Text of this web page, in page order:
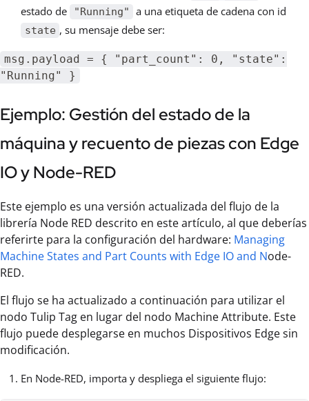
estado de
"Running" a una etiqueta de cadena con id
state , su mensaje debe ser:
msg.payload = { "part_count": 0, "state":
"Running" }
Ejemplo: Gestión del estado de la
máquina y recuento de piezas con Edge
IO y Node-RED
Este ejemplo es una versión actualizada del flujo de la
librería Node RED descrito en este artículo, al que deberías
referirte para la configuración del hardware: Managing
Machine States and Part Counts with Edge IO and Node-
RED.
El flujo se ha actualizado a continuación para utilizar el
nodo Tulip Tag en lugar del nodo Machine Attribute. Este
flujo puede desplegarse en muchos Dispositivos Edge sin
modificación.
En Node-RED, importa y despliega el siguiente flujo: